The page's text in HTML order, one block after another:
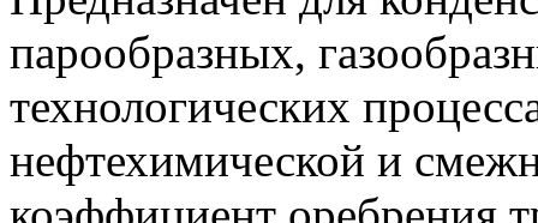
парообразных,
технологических
нефтехимической и